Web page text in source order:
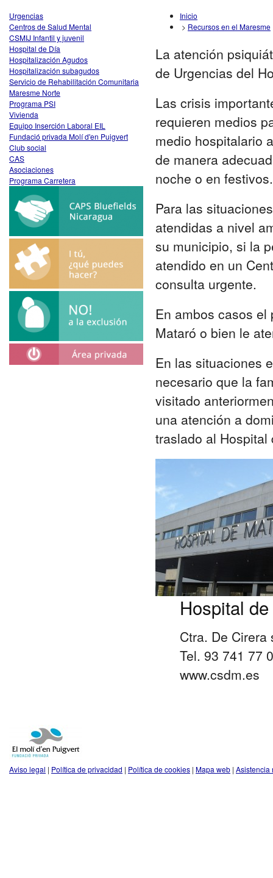
Urgencias
Centros de Salud Mental
CSMIJ Infantil y juvenil
Hospital de Día
Hospitalización Agudos
Hospitalización subagudos
Servicio de Rehabilitación Comunitaria
Maresme Norte
Programa PSI
Vivienda
Equipo Inserción Laboral EIL
Fundació privada Molí d'en Puigvert
Club social
CAS
Asociaciones
Programa Carretera
Inicio
> Recursos en el Maresme
La atención
de Urgencias del
Las crisis
requieren medios
medio hospitalario
de manera
noche o en festivos.
Para las
atendidas a nivel
su municipio, si la
atendido en un
consulta urgente.
En ambos casos
Mataró o bien le
En las situaciones
necesario que la
visitado
una atención a
traslado al
Hospital
Ctra. De
Tel. 93 741 77
www.csdm.es
Aviso legal | Política de privacidad | Política de cookies | Mapa web | Asistencia